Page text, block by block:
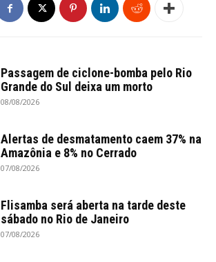
Passagem de ciclone-bomba pelo Rio
Grande do Sul deixa um morto
08/08/2026
Alertas de desmatamento caem 37% na
Amazônia e 8% no Cerrado
07/08/2026
Flisamba será aberta na tarde deste
sábado no Rio de Janeiro
07/08/2026